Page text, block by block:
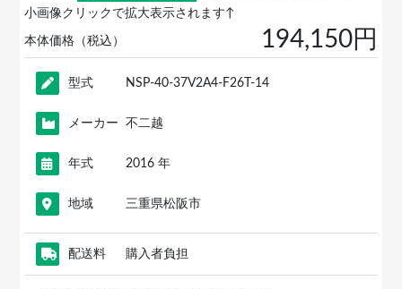
小画像クリックで拡大表示されます↑
本体価格（税込） 194,150円
型式 NSP-40-37V2A4-F26T-14
メーカー 不二越
年式 2016 年
地域 三重県松阪市
配送料 購入者負担